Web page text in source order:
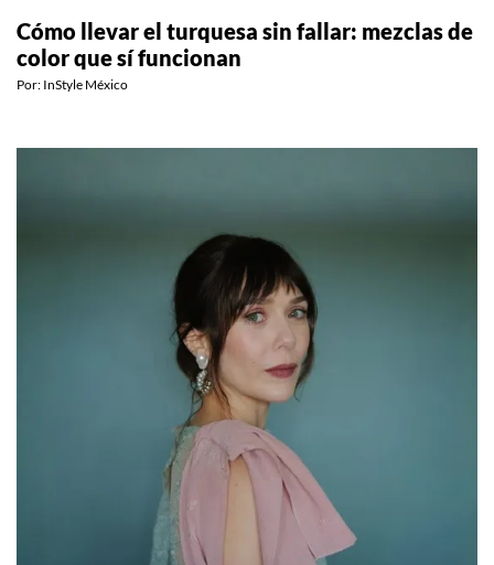
Cómo llevar el turquesa sin fallar: mezclas de
color que sí funcionan
Por: InStyle México